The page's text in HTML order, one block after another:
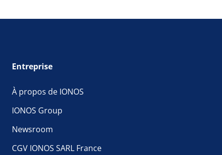
Entreprise
À propos de IONOS
IONOS Group
Newsroom
CGV IONOS SARL France